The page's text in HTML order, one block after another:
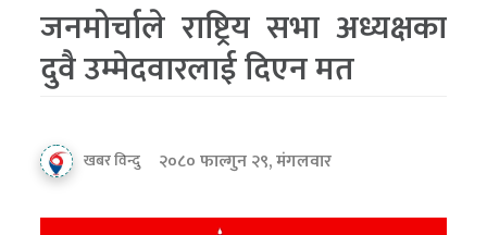
जनमोर्चाले राष्ट्रिय सभा अध्यक्षका
दुवै उम्मेदवारलाई दिएन मत
खबर विन्दु २०८० फाल्गुन २९, मंगलवार